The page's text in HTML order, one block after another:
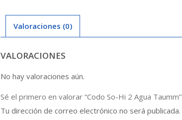
Valoraciones (0)
VALORACIONES
No hay valoraciones aún.
Sé el primero en valorar “Codo So-Hi 2 Agua Taumm”
Tu dirección de correo electrónico no será publicada.